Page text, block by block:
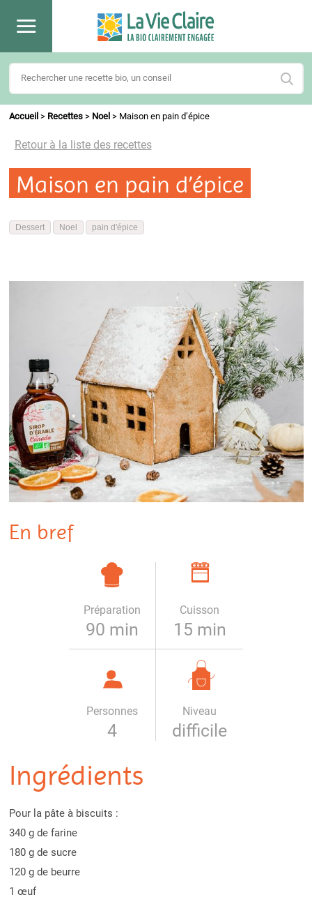
Accueil > Recettes> Noel > Maison en pain d’épice
Retour à la liste des recettes
Maison en pain d’épice
Dessert Noel pain d'épice
En bref
Préparation
90 min
Cuisson
15 min
Personnes
4
Niveau
difficile
Ingrédients
Pour la pâte à biscuits :
340 g de farine
180 g de sucre
120 g de beurre
1 œuf